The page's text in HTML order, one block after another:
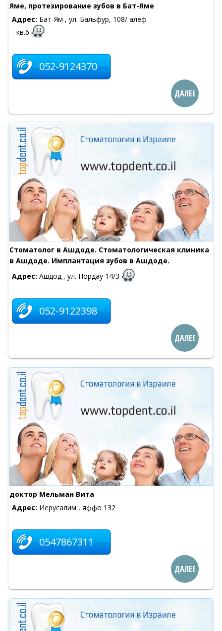
Яме, протезирование зубов в Бат-Яме
Адрес: Бат-Ям , ул. Бальфур, 108/ алеф
- кв.6
052-9124370
ДАЛЕЕ
Стоматолог в Ашдоде. Стоматологическая клиника
в Ашдоде. Имплантация зубов в Ашдоде.
Адрес: Ашдод , ул. Нордау 14/3
052-9122398
ДАЛЕЕ
доктор Мельман Вита
Адрес: Иерусалим , яффо 132
0547867311
ДАЛЕЕ